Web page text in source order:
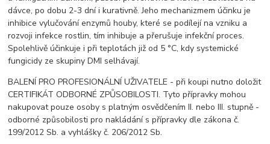
dávce, po dobu 2-3 dní i kurativně. Jeho mechanizmem účinku je
inhibice vylučování enzymů houby, které se podílejí na vzniku a
rozvoji infekce rostlin, tím inhibuje a přerušuje infekční proces.
Spolehlivě účinkuje i při teplotách již od 5 °C, kdy systemické
fungicidy ze skupiny DMI selhávají.
BALENÍ PRO PROFESIONÁLNÍ UŽIVATELE - při koupi nutno doložit
CERTIFIKÁT ODBORNÉ ZPŮSOBILOSTI. Tyto přípravky mohou
nakupovat pouze osoby s platným osvědčením II. nebo III. stupně -
odborné způsobilosti pro nakládání s přípravky dle zákona č.
199/2012 Sb. a vyhlášky č. 206/2012 Sb.